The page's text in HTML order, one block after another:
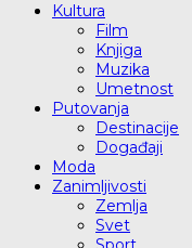
Kultura
Film
Knjiga
Muzika
Umetnost
Putovanja
Destinacije
Događaji
Moda
Zanimljivosti
Zemlja
Svet